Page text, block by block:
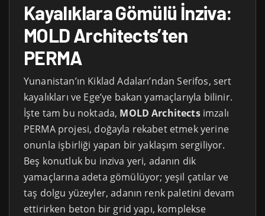
Kayalıklara Gömülü İnziva:
MOLD Architects’ten
PERMA
Yunanistan’ın Kiklad Adaları’ndan Serifos, sert
kayalıkları ve Ege’ye bakan yamaçlarıyla bilinir.
İşte tam bu noktada, MOLD Architectsimzalı
PERMA projesi, doğayla rekabet etmek yerine
onunla işbirliği yapan bir yaklaşım sergiliyor.
Beş konutluk bu inziva yeri, adanın dik
yamaçlarına adeta gömülüyor; yeşil çatılar ve
taş dolgu yüzeyler, adanın renk paletini devam
ettirirken beton bir grid yapı, komplekse